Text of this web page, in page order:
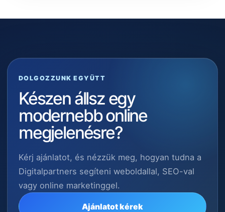
DOLGOZZUNK EGYÜTT
Készen állsz egy
modernebb online
megjelenésre?
Kérj ajánlatot, és nézzük meg, hogyan tudna a
Digitalpartners segíteni weboldallal, SEO-val
vagy online marketinggel.
Ajánlatot kérek